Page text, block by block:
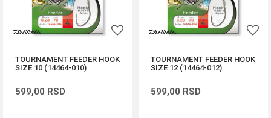
TOURNAMENT FEEDER HOOK
SIZE 10 (14464-010)
599,00 RSD
TOURNAMENT FEEDER HOOK
SIZE 12 (14464-012)
599,00 RSD